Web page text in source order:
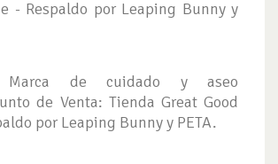
- Respaldo por Leaping Bunny y
de cuidado y aseo
de Venta: Tienda Great Good
por Leaping Bunny y PETA.